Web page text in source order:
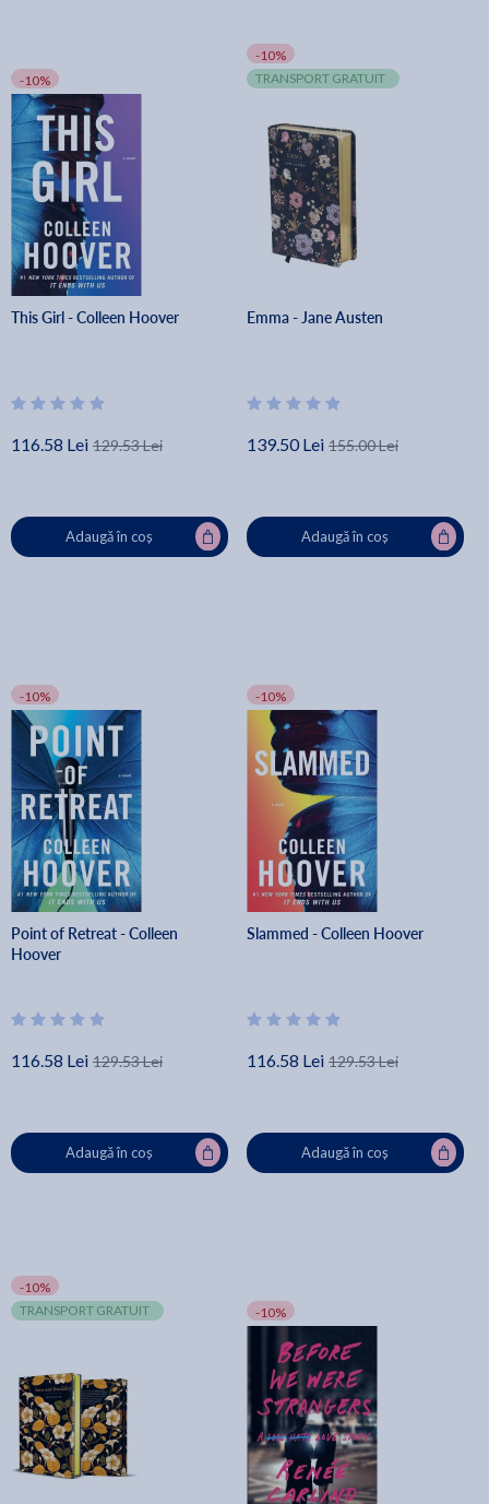
-10%
This Girl - Colleen Hoover
116.58 Lei 129.53 Lei
Adaugă în coș
-10%
TRANSPORT GRATUIT
Emma - Jane Austen
139.50 Lei 155.00 Lei
Adaugă în coș
-10%
Point of Retreat - Colleen
Hoover
116.58 Lei 129.53 Lei
Adaugă în coș
-10%
Slammed - Colleen Hoover
116.58 Lei 129.53 Lei
Adaugă în coș
-10%
TRANSPORT GRATUIT
-10%